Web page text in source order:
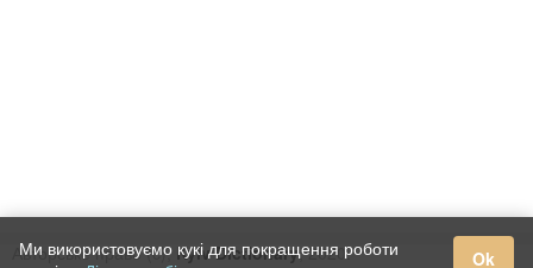
Ми використовуємо кукі для покращення роботи
Ok
Авторське право (c), Kyiv Dictionary, 2020.